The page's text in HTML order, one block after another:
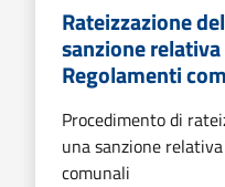
Rateizzazione
sanzione
Regolamenti
Procedimento di
una sanzione
comunali